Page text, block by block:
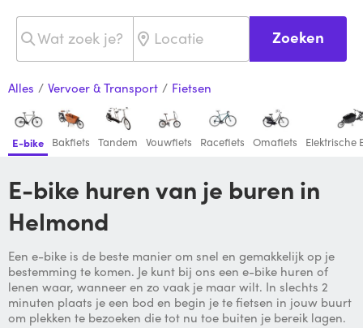
Zoeken
Alles / Vervoer & Transport / Fietsen
E-bike Bakfiets Tandem Vouwfiets Racefiets Omafiets Elektrische
E-bike huren van je buren in
Helmond
Een e-bike is de beste manier om snel en gemakkelijk op je
bestemming te komen. Je kunt bij ons een e-bike huren of
lenen waar, wanneer en zo vaak je maar wilt. In slechts 2
minuten plaats je een bod en begin je te fietsen in jouw buurt
om plekken te bezoeken die tot nu toe buiten je bereik lagen.